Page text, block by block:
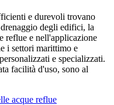
e durevoli trovano
degli edifici, la
reflue e nell'applicazione
i settori marittimo e
e specializzati.
facilità d'uso, sono al
acque reflue